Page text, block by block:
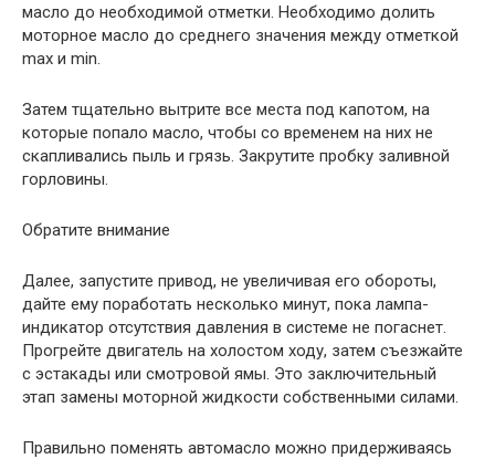
масло до необходимой отметки. Необходимо долить
моторное масло до среднего значения между отметкой
max и min.
Затем тщательно вытрите все места под капотом, на
которые попало масло, чтобы со временем на них не
скапливались пыль и грязь. Закрутите пробку заливной
горловины.
Обратите внимание
Далее, запустите привод, не увеличивая его обороты,
дайте ему поработать несколько минут, пока лампа-
индикатор отсутствия давления в системе не погаснет.
Прогрейте двигатель на холостом ходу, затем съезжайте
с эстакады или смотровой ямы. Это заключительный
этап замены моторной жидкости собственными силами.
Правильно поменять автомасло можно придерживаясь